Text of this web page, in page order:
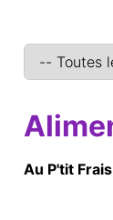
Au P'tit